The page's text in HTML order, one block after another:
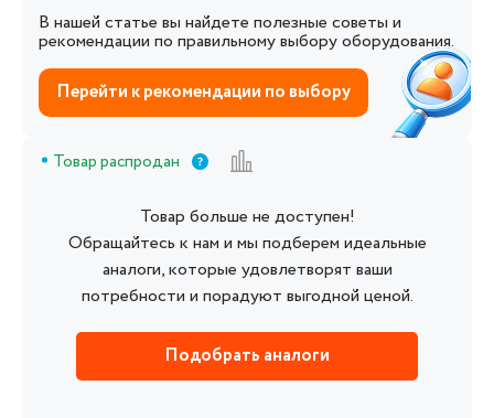
В нашей статье вы найдете полезные советы и
рекомендации по правильному выбору оборудования.
Перейти к рекомендации по выбору
Товар распродан
Товар больше не доступен!
Обращайтесь к нам и мы подберем идеальные
аналоги, которые удовлетворят ваши
потребности и порадуют выгодной ценой.
Подобрать аналоги